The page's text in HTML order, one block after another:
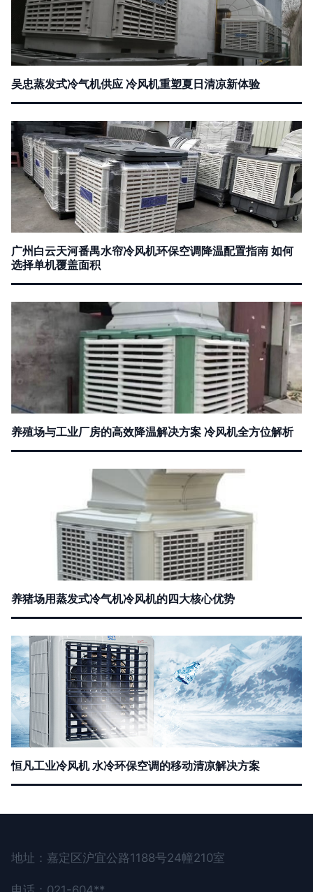
吴忠蒸发式冷气机供应 冷风机重塑夏日清凉新体验
广州白云天河番禺水帘冷风机环保空调降温配置指南 如何
选择单机覆盖面积
养殖场与工业厂房的高效降温解决方案 冷风机全方位解析
养猪场用蒸发式冷气机冷风机的四大核心优势
恒凡工业冷风机 水冷环保空调的移动清凉解决方案
地址：嘉定区沪宜公路1188号24幢210室